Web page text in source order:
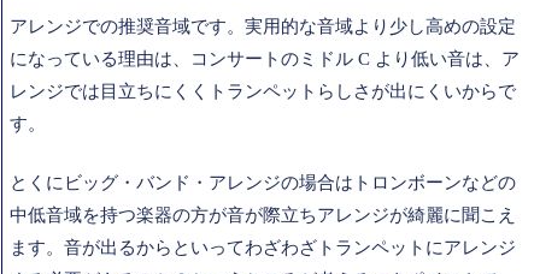
アレンジでの推奨音域です。実用的な音域より少し高めの設定
になっている理由は、コンサートのミドル C より低い音は、ア
レンジでは目立ちにくくトランペットらしさが出にくいからで
す。
とくにビッグ・バンド・アレンジの場合はトロンボーンなどの
中低音域を持つ楽器の方が音が際立ちアレンジが綺麗に聞こえ
ます。音が出るからといってわざわざトランペットにアレンジ